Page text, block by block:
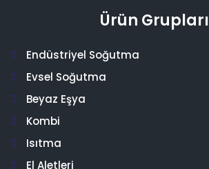
Ürün Grupları
Endüstriyel Soğutma
Evsel Soğutma
Beyaz Eşya
Kombi
Isıtma
El Aletleri